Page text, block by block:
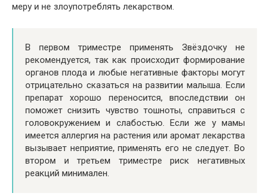
меру и не злоупотреблять лекарством.
В первом триместре применять Звёздочку не
рекомендуется, так как происходит формирование
органов плода и любые негативные факторы могут
отрицательно сказаться на развитии малыша. Если
препарат хорошо переносится, впоследствии он
поможет снизить чувство тошноты, справиться с
головокружением и слабостью. Если же у мамы
имеется аллергия на растения или аромат лекарства
вызывает неприятие, применять его не следует. Во
втором и третьем триместре риск негативных
реакций минимален.